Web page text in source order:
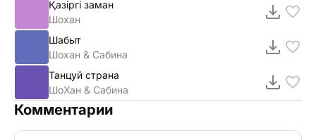
Қазіргі заман
Шохан
Шабыт
Шохан & Сабина
Танцуй страна
ШоХан & Сабина
Комментарии